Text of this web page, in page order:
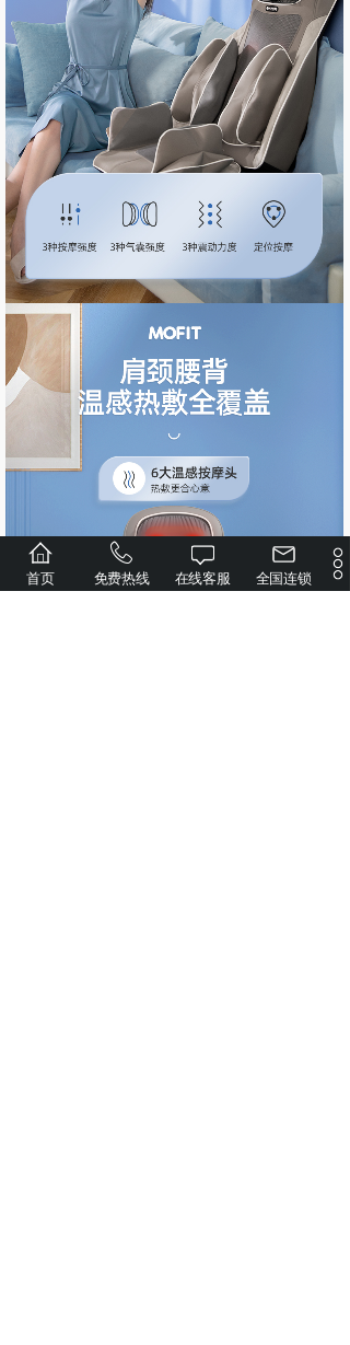
首页 免费热线 在线客服 全国连锁